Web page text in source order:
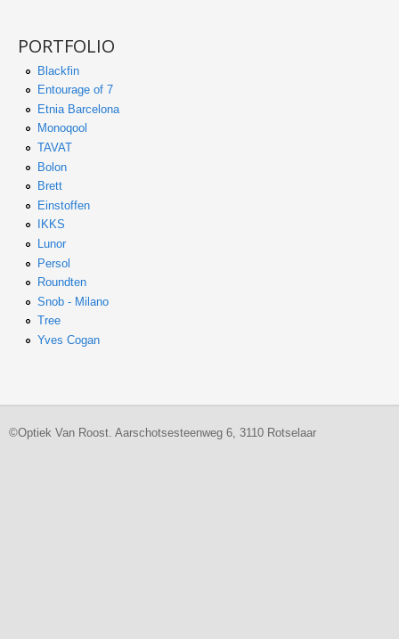
PORTFOLIO
Blackfin
Entourage of 7
Etnia Barcelona
Monoqool
TAVAT
Bolon
Brett
Einstoffen
IKKS
Lunor
Persol
Roundten
Snob - Milano
Tree
Yves Cogan
©Optiek Van Roost. Aarschotsesteenweg 6, 3110 Rotselaar